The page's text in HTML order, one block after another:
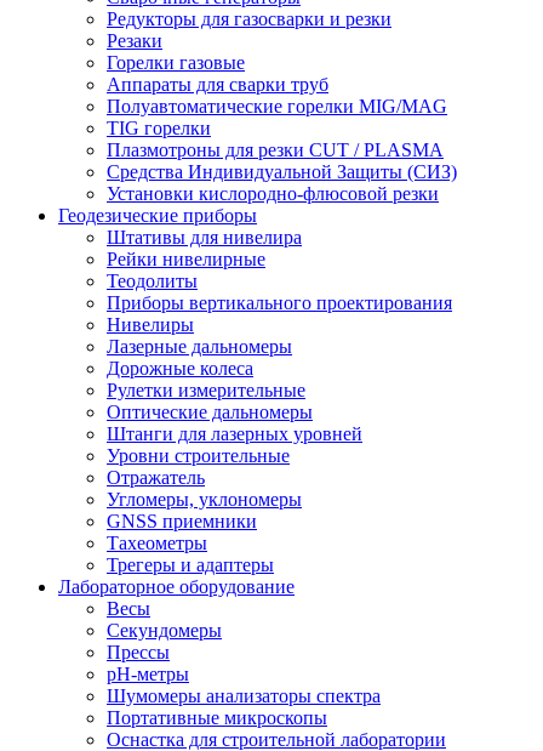
Редукторы для газосварки и резки
Резаки
Горелки газовые
Аппараты для сварки труб
Полуавтоматические горелки MIG/MAG
TIG горелки
Плазмотроны для резки CUT / PLASMA
Средства Индивидуальной Защиты (СИЗ)
Установки кислородно-флюсовой резки
Геодезические приборы
Штативы для нивелира
Рейки нивелирные
Теодолиты
Приборы вертикального проектирования
Нивелиры
Лазерные дальномеры
Дорожные колеса
Рулетки измерительные
Оптические дальномеры
Штанги для лазерных уровней
Уровни строительные
Отражатель
Угломеры, уклономеры
GNSS приемники
Тахеометры
Трегеры и адаптеры
Лабораторное оборудование
Весы
Секундомеры
Прессы
pH-метры
Шумомеры анализаторы спектра
Портативные микроскопы
Оснастка для строительной лаборатории